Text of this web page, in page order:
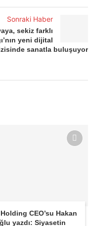
Sonraki Haber
sekiz farklı
yeni dijital
sanatla buluşuyor
CEO’su Hakan
yazdı: Siyasetin